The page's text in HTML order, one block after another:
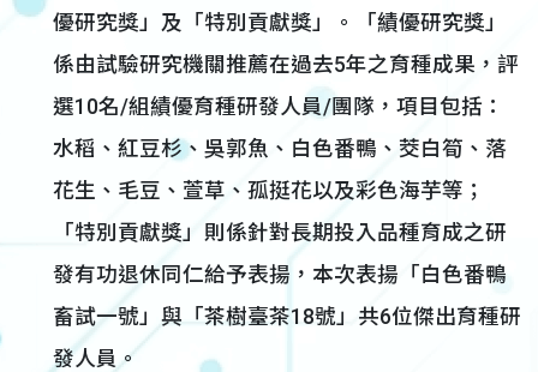
優研究獎」及「特別貢獻獎」。「績優研究獎」
係由試驗研究機關推薦在過去5年之育種成果，評
選10名/組績優育種研發人員/團隊，項目包括：
水稻、紅豆杉、吳郭魚、白色番鴨、茭白筍、落
花生、毛豆、萱草、孤挺花以及彩色海芋等；
「特別貢獻獎」則係針對長期投入品種育成之研
發有功退休同仁給予表揚，本次表揚「白色番鴨
畜試一號」與「茶樹臺茶18號」共6位傑出育種研
發人員。